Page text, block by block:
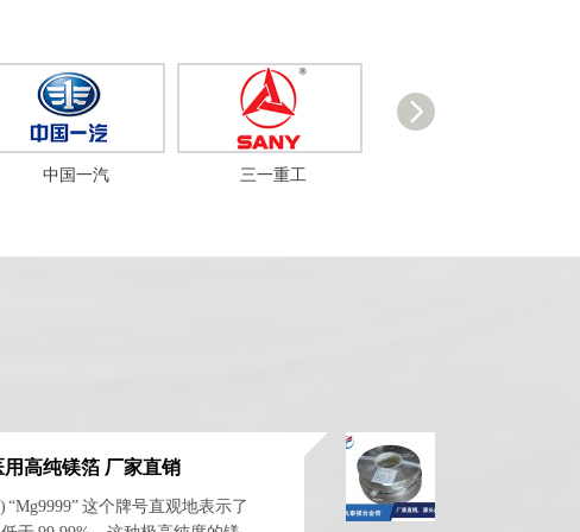
中国一汽 三一重工
高纯镁箔 厂家直销
“Mg9999” 这个牌号直观地表示了